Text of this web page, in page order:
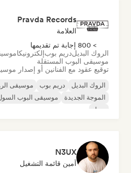
Pravda Records
العلامة
> 800 إجابة تم تقديمها
الروك البديلدريم بوبإلكترونيكا
موسيقى البوب المستقلة
توقيع عقود مع الفنانين أو إصدار
الروك البديل دريم بوب
موسيقى
الموجة الجديدة
موسيقى البوب
سول
N3UX
أمين قائمة التشغيل